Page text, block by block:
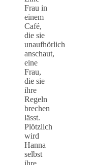
Frau in
einem
Café,
die sie
unaufhörlich
anschaut,
eine
Frau,
die sie
ihre
Regeln
brechen
lässt.
Plötzlich
wird
Hanna
selbst
ihre